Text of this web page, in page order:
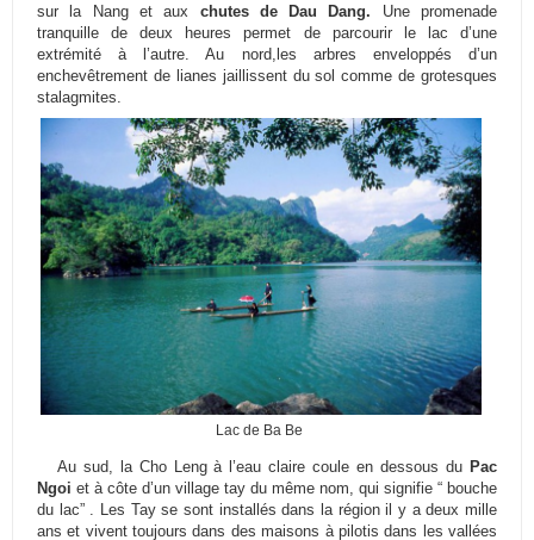
sur la Nang et aux chutes de Dau Dang. Une promenade
tranquille de deux heures permet de parcourir le lac d’une
extrémité à l’autre. Au nord,les arbres enveloppés d’un
enchevêtrement de lianes jaillissent du sol comme de grotesques
stalagmites.
Lac de Ba Be
Au sud, la Cho Leng à l’eau claire coule en dessous du Pac
Ngoi et à côte d’un village tay du même nom, qui signifie “ bouche
du lac” . Les Tay se sont installés dans la région il y a deux mille
ans et vivent toujours dans des maisons à pilotis dans les vallées